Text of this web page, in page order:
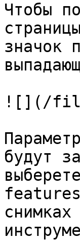
Чтобы
значок
![](/
будут